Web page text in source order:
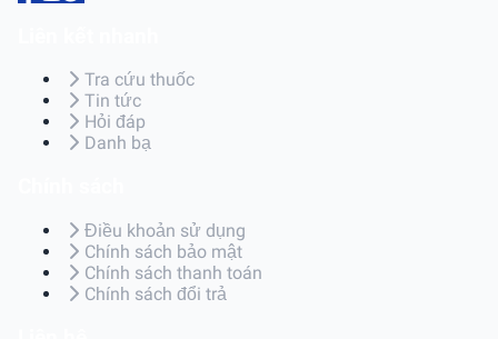
Tra cứu thuốc
Tin tức
Hỏi đáp
Danh bạ
Điều khoản sử dụng
Chính sách bảo mật
Chính sách thanh toán
Chính sách đổi trả